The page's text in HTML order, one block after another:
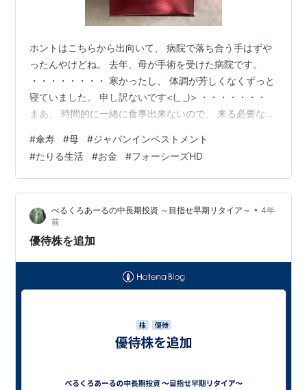
ホントはこちらから出向いて、 病院で落ち合う手はずや
ったんやけどね。 去年、母が手術を受けた病院です。
・・・・・・・・ 寒かったし、 体調が芳しくなくずっと
寝ていました。 申し訳ないです<(_ _)> ・・・・・・・
まあ、 時間的に一緒に食事出来ないので、 来る必要なし
ね、 母に部屋まで来させておいて、 自分はベッドの中と
いうのはやはりね・・・・・。 母、もう80近いのよね(-
_-;) ・・・・・・・ パンや果物、お餅。 そして何故か、
葛根湯なんか貰ったよ。 インフルエンザ対策？ 後、また
お金も貰ったよ・・・・。 年金生活者相手からね(>…
#傘寿 #母 #ジャパンインベストメント
#たりる生活 #お金 #フォーシーズHD
べるくろあーるの中長期投資 ～目指せ早期リタイア～ • 4年
前
優待株を追加